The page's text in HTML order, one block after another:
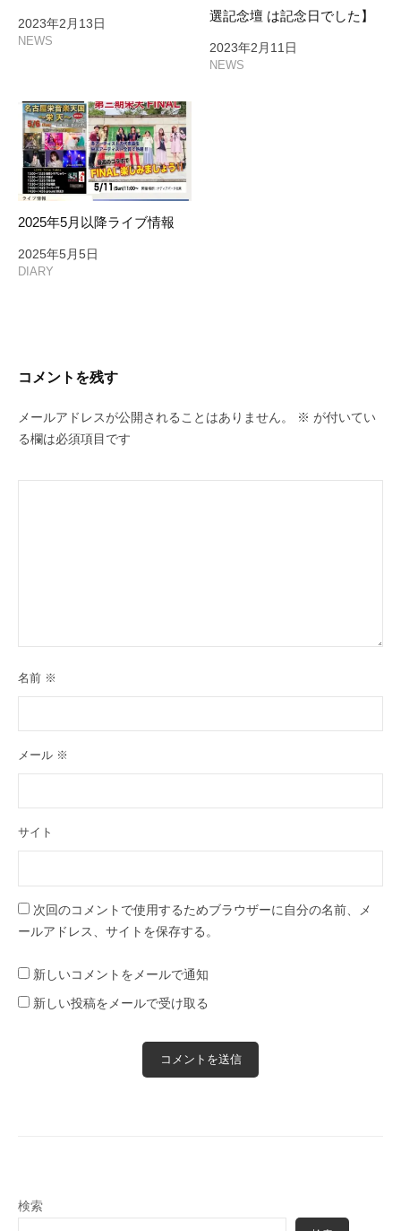
2023年2月13日
NEWS
選記念壇 は記念日でした】
2023年2月11日
NEWS
2025年5月以降ライブ情報
2025年5月5日
DIARY
コメントを残す
メールアドレスが公開されることはありません。 ※ が付いてい
る欄は必須項目です
名前 ※
メール ※
サイト
次回のコメントで使用するためブラウザーに自分の名前、メ
ールアドレス、サイトを保存する。
新しいコメントをメールで通知
新しい投稿をメールで受け取る
検索